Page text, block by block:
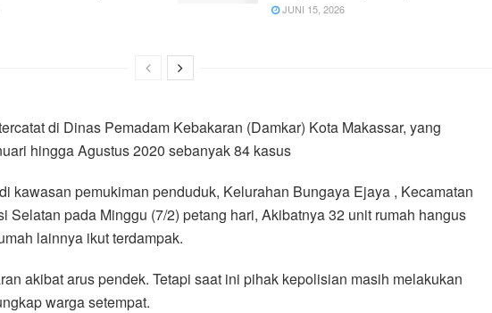
JUNI 15, 2026
di Dinas Pemadam Kebakaran (Damkar) Kota Makassar, yang
hingga Agustus 2020 sebanyak 84 kasus
kawasan pemukiman penduduk, Kelurahan Bungaya Ejaya , Kecamatan
Selatan pada Minggu (7/2) petang hari, Akibatnya 32 unit rumah hangus
lainnya ikut terdampak.
akibat arus pendek. Tetapi saat ini pihak kepolisian masih melakukan
warga setempat.